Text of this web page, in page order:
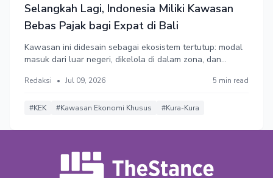
Selangkah Lagi, Indonesia Miliki Kawasan
Bebas Pajak bagi Expat di Bali
Kawasan ini didesain sebagai ekosistem tertutup: modal
masuk dari luar negeri, dikelola di dalam zona, dan
atau proyek strategis nasional yang ditunjuk secara
Redaksi • Jul 09, 2026 5 min read
#KEK #Kawasan Ekonomi Khusus #Kura-Kura